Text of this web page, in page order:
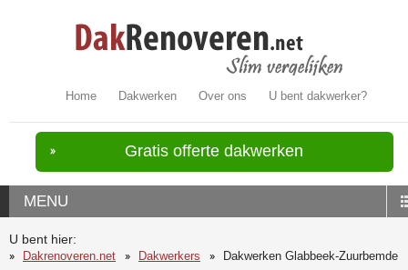
Home Dakwerken Over ons U bent dakwerker?
Gratis offerte dakwerken
MENU
U bent hier:
Dakrenoveren.net
Dakwerkers Dakwerken Glabbeek-Zuurbemde